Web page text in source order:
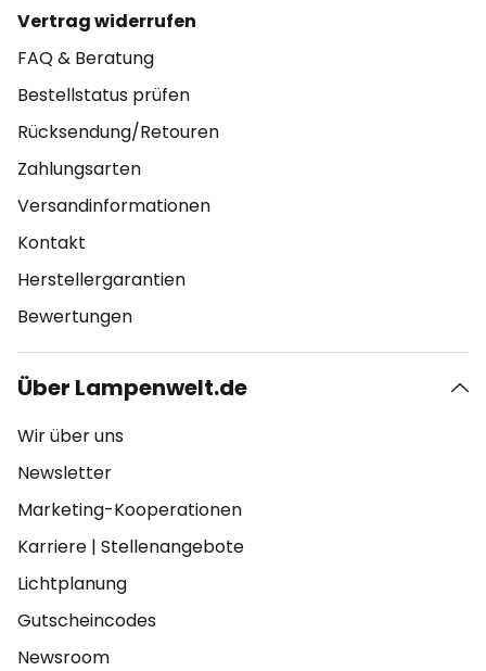
Vertrag widerrufen
FAQ & Beratung
Bestellstatus prüfen
Rücksendung/Retouren
Zahlungsarten
Versandinformationen
Kontakt
Herstellergarantien
Bewertungen
Über Lampenwelt.de
Wir über uns
Newsletter
Marketing-Kooperationen
Karriere | Stellenangebote
Lichtplanung
Gutscheincodes
Newsroom